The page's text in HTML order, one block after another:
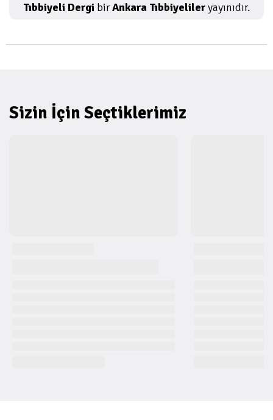
Tıbbiyeli Dergi birAnkara Tıbbiyelileryayınıdır.
Sizin İçin Seçtiklerimiz